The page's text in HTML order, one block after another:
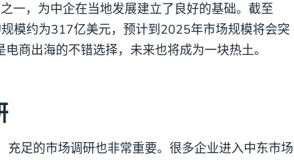
一，为中企在当地发展建立了良好的基础。截至
模约为317亿美元，预计到2025年市场规模将会突
商出海的不错选择，未来也将成为一块热土。
充足的市场调研也非常重要。很多企业进入中东市场